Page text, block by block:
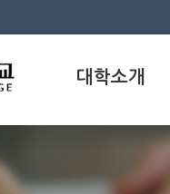
대학소개